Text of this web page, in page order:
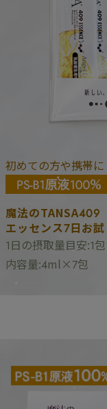
初めての方や携帯に
魔法のTANSA409
エッセンス7日お試
1日の摂取量目安:1包
内容量:4ml×7包